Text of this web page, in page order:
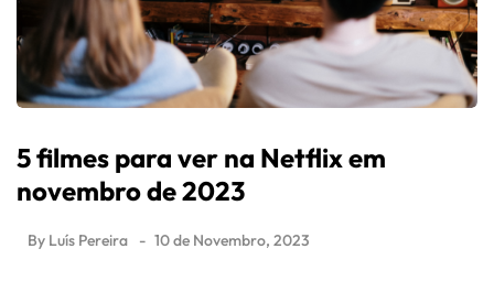
5 filmes para ver na Netflix em
novembro de 2023
By Luís Pereira 10 de Novembro, 2023